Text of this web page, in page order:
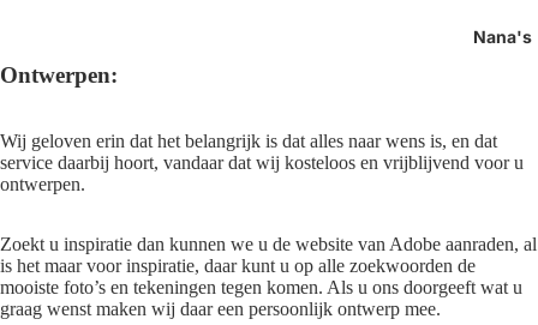
Nana's
Ontwerpen:
Wij geloven erin dat het belangrijk is dat alles naar wens is, en dat
service daarbij hoort, vandaar dat wij kosteloos en vrijblijvend voor u
ontwerpen.
Zoekt u inspiratie dan kunnen we u de website van Adobe aanraden, al
is het maar voor inspiratie, daar kunt u op alle zoekwoorden de
mooiste foto’s en tekeningen tegen komen. Als u ons doorgeeft wat u
graag wenst maken wij daar een persoonlijk ontwerp mee.